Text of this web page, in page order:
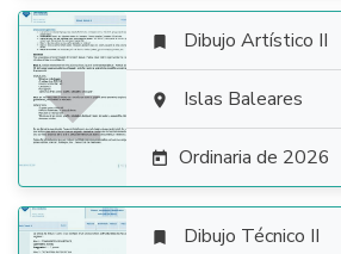

 Dibujo Artístico II
 Islas Baleares
 Ordinaria de 2026
 Dibujo Técnico II